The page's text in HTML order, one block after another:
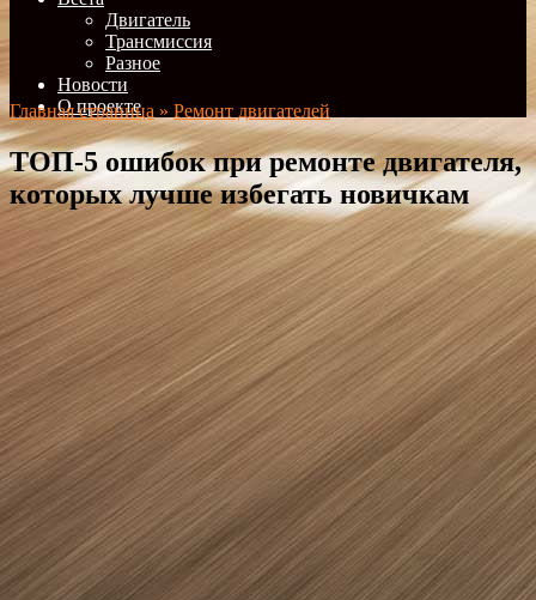
Двигатель
Трансмиссия
Разное
Новости
О проекте
Главная страница » Ремонт двигателей
ТОП-5 ошибок при ремонте двигателя,
которых лучше избегать новичкам